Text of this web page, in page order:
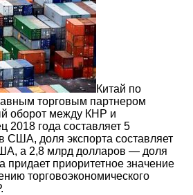
Китай по
торговым партнером
оборот между КНР и
2018 года составляет 5
США, доля экспорта составляет
а 2,8 млрд долларов — доля
приоритетное значение
торговоэкономического